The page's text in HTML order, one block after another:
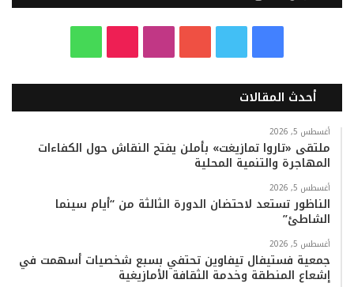
س
ب
و
ك
ي
ر
ت
ب
س
ت
ر
م
k
k
ت
س
ب
أحدث المقالات
أغسطس 5, 2026
ملتقى «تاروا تمازيغت» بأملن يفتح النقاش حول الكفاءات
المهاجرة والتنمية المحلية
أغسطس 5, 2026
الناظور تستعد لاحتضان الدورة الثالثة من “أيام سينما
الشاطئ”
أغسطس 5, 2026
جمعية فستيفال تيفاوين تحتفي بسبع شخصيات أسهمت في
إشعاع المنطقة وخدمة الثقافة الأمازيغية